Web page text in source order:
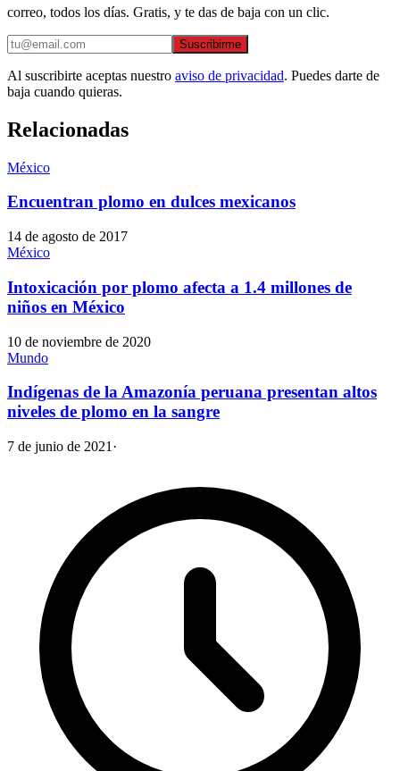
correo, todos los días. Gratis, y te das de baja con un clic.
Suscribirme
Al suscribirte aceptas nuestro aviso de privacidad. Puedes darte de
baja cuando quieras.
Relacionadas
México
Encuentran plomo en dulces mexicanos
14 de agosto de 2017
México
Intoxicación por plomo afecta a 1.4 millones de
niños en México
10 de noviembre de 2020
Mundo
Indígenas de la Amazonía peruana presentan altos
niveles de plomo en la sangre
7 de junio de 2021 ·